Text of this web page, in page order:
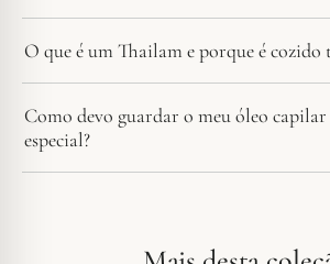
O que é um Thailam e porque é cozido
Como devo guardar o meu óleo capilar
especial?